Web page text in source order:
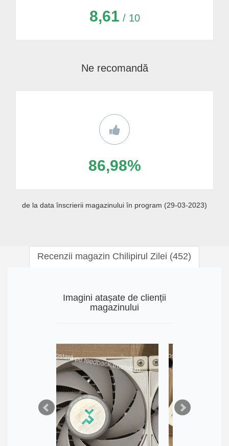
8,61 / 10
Ne recomandă
86,98%
de la data înscrierii magazinului în program (29-03-2023)
Recenzii magazin Chilipirul Zilei (452)
Imagini atașate de clienții
magazinului